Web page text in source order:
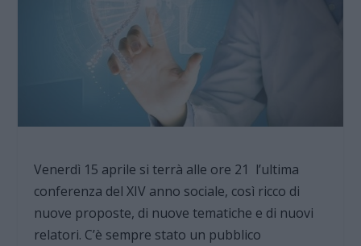
Venerdì 15 aprile si terrà alle ore 21 l’ultima
conferenza del XIV anno sociale, così ricco di
nuove proposte, di nuove tematiche e di nuovi
relatori. C’è sempre stato un pubblico